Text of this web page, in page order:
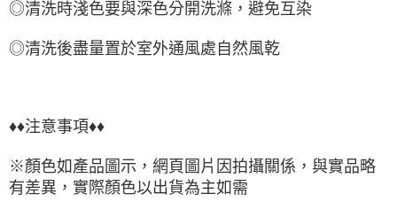
◎清洗時淺色要與深色分開洗滌，避免互染
◎清洗後盡量置於室外通風處自然風乾
♦♦注意事項♦♦
※顏色如產品圖示，網頁圖片因拍攝關係，與實品略
有差異，實際顏色以出貨為主如需